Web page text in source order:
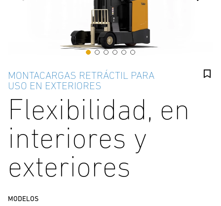
MONTACARGAS RETRÁCTIL PARA
USO EN EXTERIORES
Flexibilidad, en
interiores y
exteriores
MODELOS